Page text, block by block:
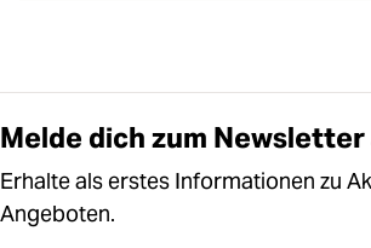
Melde dich zum Newsletter
Erhalte als erstes Informationen zu
Angeboten.